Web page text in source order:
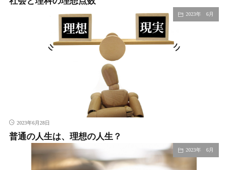
2023年 6月
2023年6月28日
普通の人生は、理想の人生？
2023年 6月